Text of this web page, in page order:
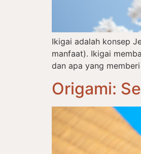
Ikigai adalah konsep
manfaat). Ikigai
dan apa yang
Origami: